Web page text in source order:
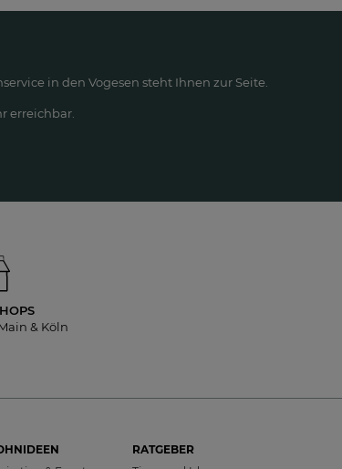
in den Vogesen steht Ihnen zur Seite.
erreichbar.
& Köln
RATGEBER